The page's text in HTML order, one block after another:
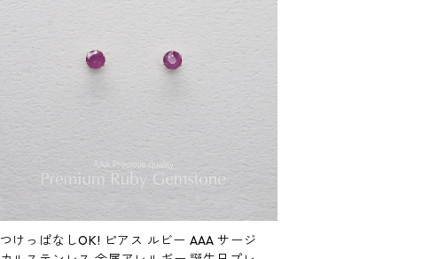
つけっぱなしOK! ピアス ルビー AAA サージ